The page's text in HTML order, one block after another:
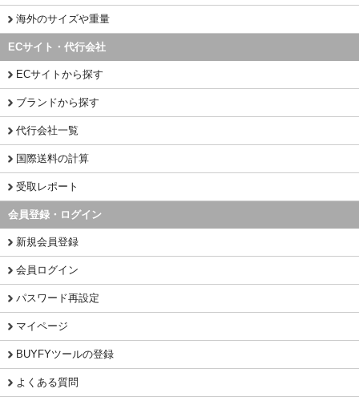
海外のサイズや重量
ECサイト・代行会社
ECサイトから探す
ブランドから探す
代行会社一覧
国際送料の計算
受取レポート
会員登録・ログイン
新規会員登録
会員ログイン
パスワード再設定
マイページ
BUYFYツールの登録
よくある質問